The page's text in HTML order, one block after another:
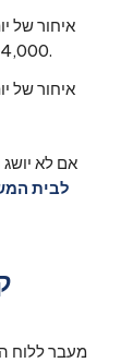
איחור של
4,000 באט על החברה ו-4,000 באט על המנכ"ל.
אם לא יושג
לבית
מעבר ללוח